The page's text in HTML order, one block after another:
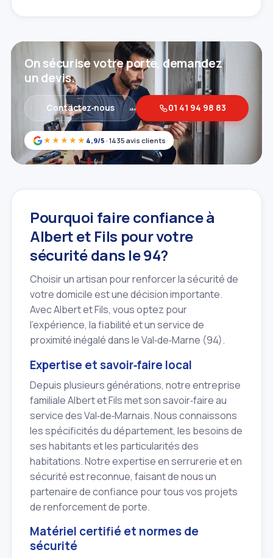
★★★★★ 4,9/5 · 1435 avis clients
On sécurise votre porte, demandez
un devis.
Contactez‑nous 01 41 94 98 83
Pourquoi faire confiance à
Albert et Fils pour votre
sécurité dans le 94?
Choisir un artisan pour renforcer la sécurité de
votre domicile est une décision importante.
Avec Albert et Fils, vous optez pour
l'expérience, la fiabilité et un service de
proximité inégalé dans le Val‑de‑Marne (94).
Expertise et savoir‑faire local
Depuis plusieurs générations, notre entreprise
familiale Albert et Fils met son savoir‑faire au
service des Val‑de‑Marnais. Nous connaissons
les spécificités du département, les besoins de
ses habitants et les particularités des
habitations. Notre expertise en serrurerie et en
sécurité est reconnue, faisant de nous un
partenaire de confiance pour tous vos projets
de renforcement de porte.
Matériel certifié et normes de
sécurité